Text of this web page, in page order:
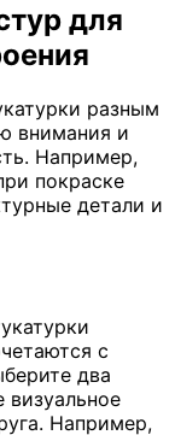
для
разным
внимания и
Например,
покраске
детали и
с
два
визуальное
Например,